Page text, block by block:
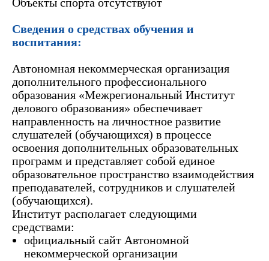
Сведения о средствах обучения и
воспитания:
Автономная некоммерческая организация
дополнительного профессионального
образования «Межрегиональный Институт
делового образования» обеспечивает
направленность на личностное развитие
слушателей (обучающихся) в процессе
освоения дополнительных образовательных
программ и представляет собой единое
образовательное пространство взаимодействия
преподавателей, сотрудников и слушателей
(обучающихся).
Институт располагает следующими
средствами:
официальный сайт Автономной
некоммерческой организации